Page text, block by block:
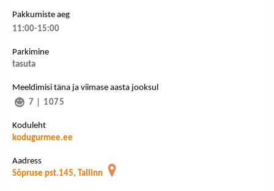
Pakkumiste aeg
11:00-15:00
Parkimine
tasuta
Meeldimisi täna ja viimase aasta jooksul
7
1075
Koduleht
kodugurmee.ee
Aadress
Sõpruse pst.145, Tallinn